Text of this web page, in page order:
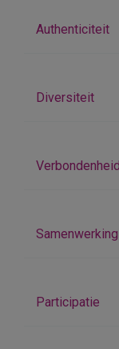
Authenticiteit
Diversiteit
Verbondenheid
Samenwerking
Participatie